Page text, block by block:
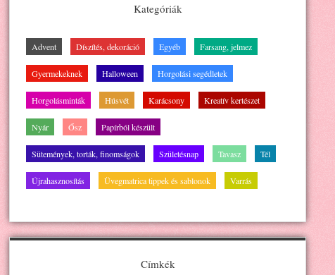
Kategóriák
Advent Díszítés, dekoráció Egyéb Farsang, jelmez
Gyermekeknek Halloween Horgolási segédletek
Horgolásminták Húsvét Karácsony Kreatív kertészet
Nyár Ősz Papírból készült
Sütemények, torták, finomságok Születésnap Tavasz Tél
Újrahasznosítás Üvegmatrica tippek és sablonok Varrás
Címkék